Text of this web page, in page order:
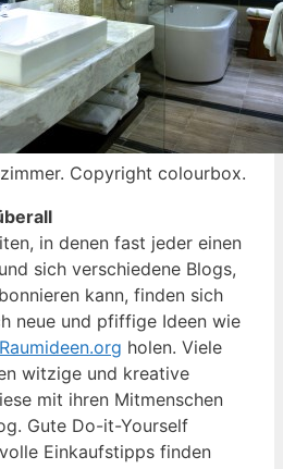
Copyright colourbox.
in denen fast jeder einen
sich verschiedene Blogs,
kann, finden sich
neue und pfiffige Ideen wie
holen. Viele
witzige und kreative
mit ihren Mitmenschen
Gute Do-it-Yourself
Einkaufstipps finden